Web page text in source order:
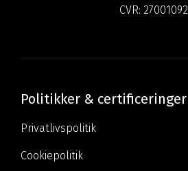
CVR: 27001092
Politikker & certificeringer
Privatlivspolitik
Cookiepolitik